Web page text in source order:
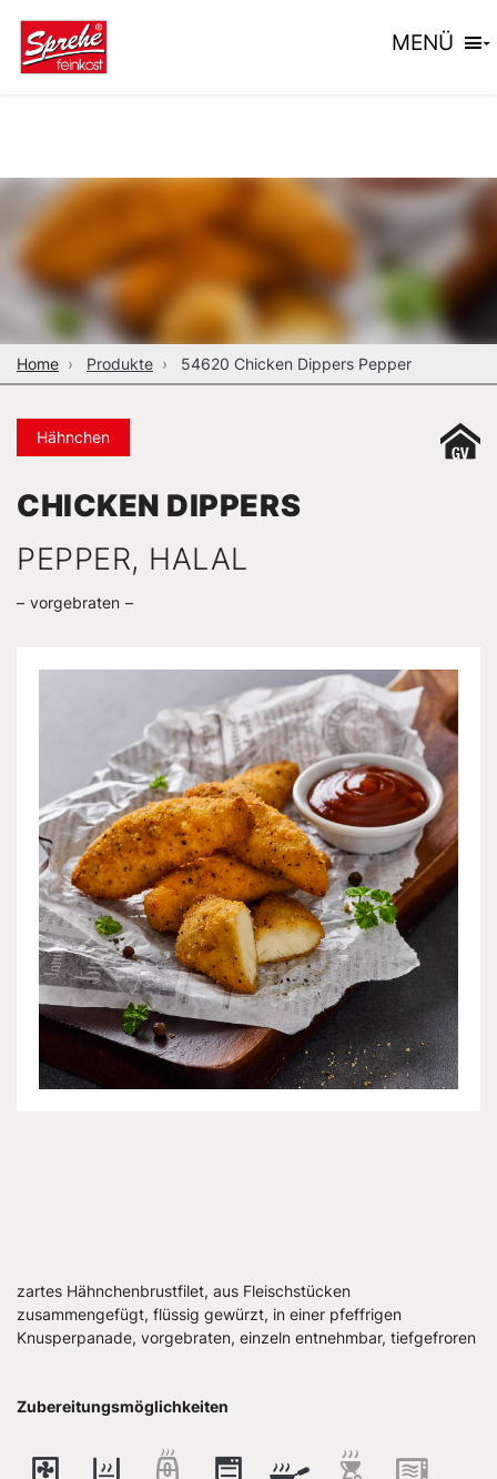
MENÜ
Home Produkte 54620 Chicken Dippers Pepper
Hähnchen
CHICKEN DIPPERS
PEPPER, HALAL
vorgebraten
zartes Hähnchenbrustfilet, aus Fleischstücken
zusammengefügt, flüssig gewürzt, in einer pfeffrigen
Knusperpanade, vorgebraten, einzeln entnehmbar, tiefgefroren
Zubereitungsmöglichkeiten